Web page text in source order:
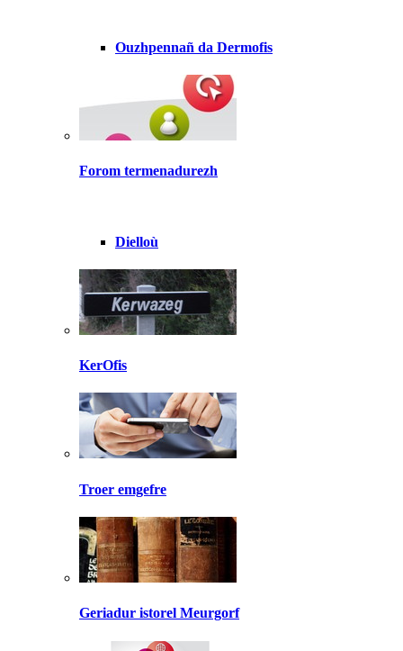
Ouzhpennañ da Dermofis
Forom termenadurezh
Dielloù
KerOfis
Troer emgefre
Geriadur istorel Meurgorf